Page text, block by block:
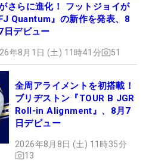
さらに進化！ フットジョイが
FJ Quantum』の新作を発表、8
日デビュー
年8月1日 (土) 11時41分 51
全周アライメントを初搭載！
ブリヂストン『TOUR B JGR
Roll-in Alignment』、8月7
日デビュー
2026年8月8日 (土) 11時35分
13